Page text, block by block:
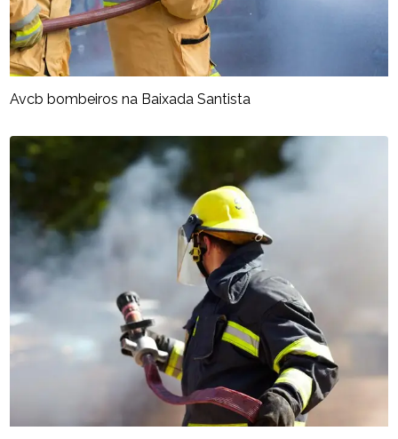
Avcb bombeiros na Baixada Santista